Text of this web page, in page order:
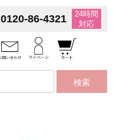
0120-86-4321
24時間
対応
検索